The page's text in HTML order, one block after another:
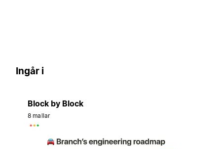
Ingår i
Block by Block
8 mallar